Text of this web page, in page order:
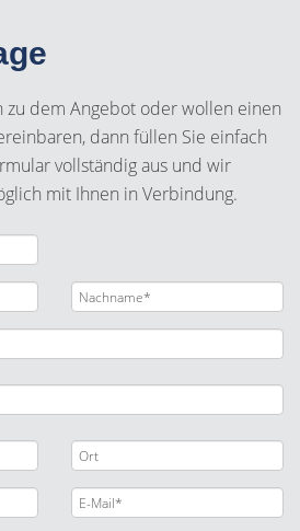
zu dem Angebot oder wollen einen
dann füllen Sie einfach
vollständig aus und wir
mit Ihnen in Verbindung.